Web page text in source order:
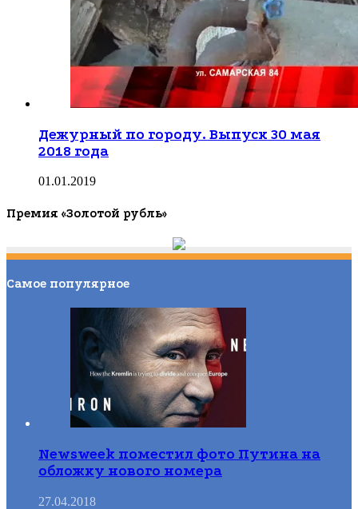
Дежурный по городу. Выпуск 30 мая
2018 года
01.01.2019
Премия «Золотой рубль»
Самое популярное
Newsweek поместил фото Путина на
обложку нового номера
27.04.2018